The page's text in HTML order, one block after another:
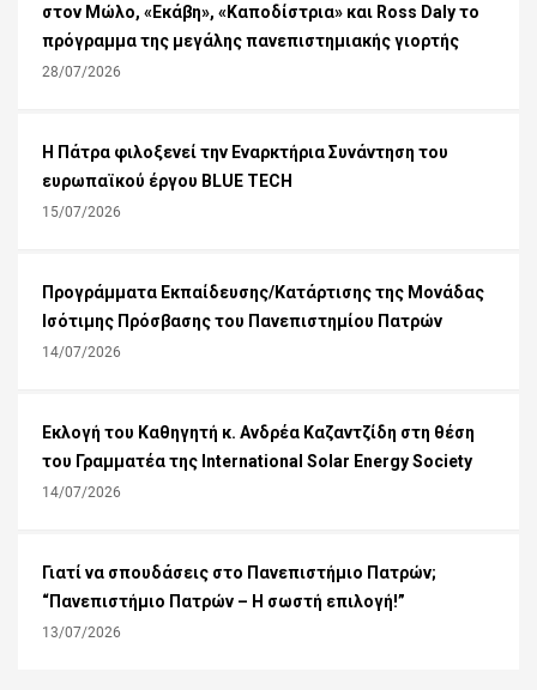
στον Μώλο, «Εκάβη», «Καποδίστρια» και Ross Daly το
πρόγραμμα της μεγάλης πανεπιστημιακής γιορτής
28/07/2026
Η Πάτρα φιλοξενεί την Εναρκτήρια Συνάντηση του
ευρωπαϊκού έργου BLUE TECH
15/07/2026
Προγράμματα Εκπαίδευσης/Κατάρτισης της Μονάδας
Ισότιμης Πρόσβασης του Πανεπιστημίου Πατρών
14/07/2026
Εκλογή του Καθηγητή κ. Ανδρέα Καζαντζίδη στη θέση
του Γραμματέα της International Solar Energy Society
14/07/2026
Γιατί να σπουδάσεις στο Πανεπιστήμιο Πατρών;
“Πανεπιστήμιο Πατρών – Η σωστή επιλογή!”
13/07/2026